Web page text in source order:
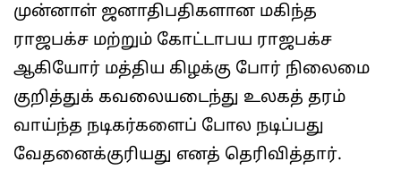
முன்னாள் ஜனாதிபதிகளான மகிந்த
ராஜபக்ச மற்றும் கோட்டாபய ராஜபக்ச
ஆகியோர் மத்திய கிழக்கு போர் நிலைமை
குறித்துக் கவலையடைந்து உலகத் தரம்
வாய்ந்த நடிகர்களைப் போல நடிப்பது
வேதனைக்குரியது எனத் தெரிவித்தார்.